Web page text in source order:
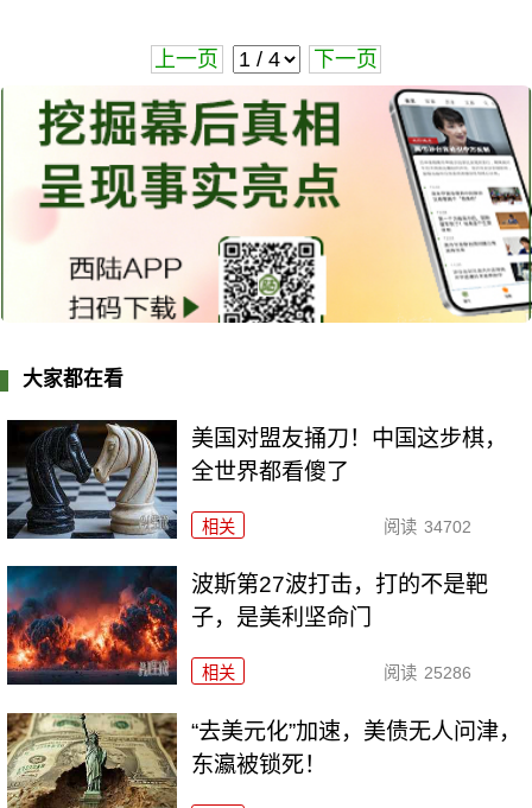
上一页 下一页
大家都在看
美国对盟友捅刀！中国这步棋，
全世界都看傻了
相关 阅读 34702
波斯第27波打击，打的不是靶
子，是美利坚命门
相关 阅读 25286
“去美元化”加速，美债无人问津，
东瀛被锁死！